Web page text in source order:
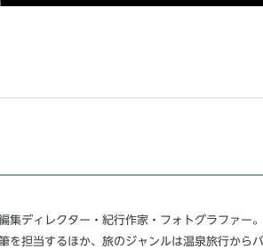
集ディレクター・紀行作家・フォトグラファー
を担当するほか、旅のジャンルは温泉旅行から